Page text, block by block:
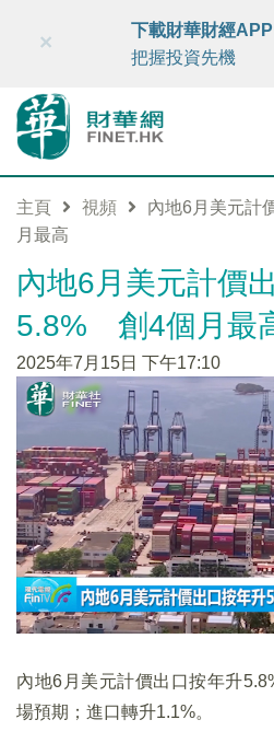
財華智庫網 FINTV
×
下載財華財經APP
把握投資先機
主頁 視頻
內地6月美元計
月最高
內地6月美元計價
5.8% 創4個月最
2025年7月15日 下午17:10
內地6月美元計價出口按年升
場預期；進口轉升1.1%。